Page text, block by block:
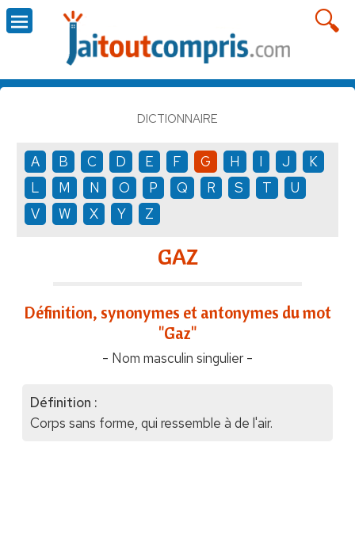
DICTIONNAIRE
A B C D E F G H I J
K
L
M N O P Q R S T
U
V
W X Y Z
GAZ
Définition, synonymes et antonymes du mot
"Gaz"
- Nom masculin singulier -
Définition :
Corps sans forme, qui ressemble à de l'air.